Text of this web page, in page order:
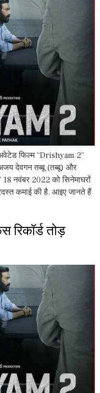
फिल्म “Drishyam 2”
देवगन तब्बू (तब्बू) और
18 नवंबर 2022 को सिनेमाघरों
कमाई की है. आइए जानते हैं
तोड़